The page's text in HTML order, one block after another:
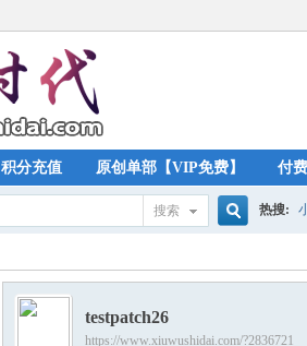
积分充值 原创单部【VIP免费】 付
搜索
索
热搜:
testpatch26
https://www.xiuwushidai.com/?2836721